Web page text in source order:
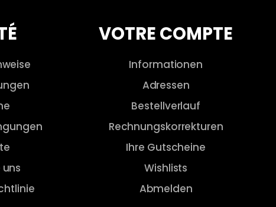
VOTRE COMPTE
Informationen
Adressen
Bestellverlauf
Rechnungskorrekturen
Ihre Gutscheine
Wishlists
Abmelden